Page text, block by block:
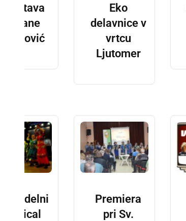
Razstava
Tatjane
Mijatović
Eko
delavnice v
vrtcu
Ljutomer
Dobrodelni
musical
Premiera
pri Sv.